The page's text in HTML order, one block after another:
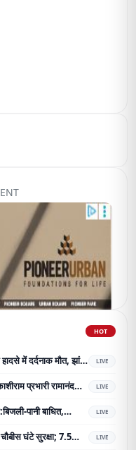
HOT
में दर्दनाक मौत, झांसी
LIVE
प्रभारी रामानंद
LIVE
पानी बाधित,
LIVE
घंटे सुरक्षा; 7.5
LIVE